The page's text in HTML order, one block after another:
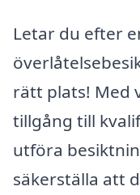
Letar du efter
rätt plats! Med
tillgång till
utföra
säkerställa att